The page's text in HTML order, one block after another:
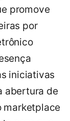
promove
por
iniciativas
abertura de
marketplace